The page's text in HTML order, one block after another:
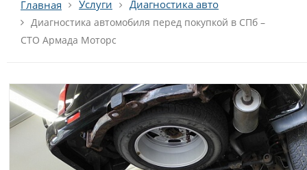
Главная Услуги Диагностика авто
Диагностика автомобиля перед покупкой в СПб –
СТО Армада Моторс